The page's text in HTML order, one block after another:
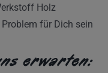
Holz
für Dich sein
erwarten: